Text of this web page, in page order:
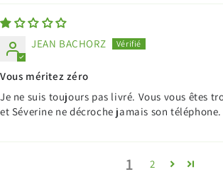
JEAN BACHORZ
Vous méritez zéro
Je ne suis toujours pas livré. Vous vous êtes
et Séverine ne décroche jamais son
1 2